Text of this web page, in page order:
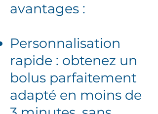
avantages :
Personnalisation
rapide : obtenez un
bolus parfaitement
adapté en moins de